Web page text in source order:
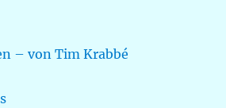
– von Tim Krabbé